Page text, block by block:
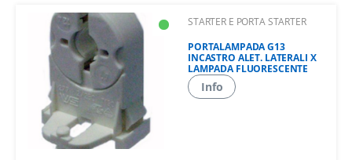
STARTER E PORTA STARTER
PORTALAMPADA G13
INCASTRO ALET. LATERALI X
LAMPADA FLUORESCENTE
Info